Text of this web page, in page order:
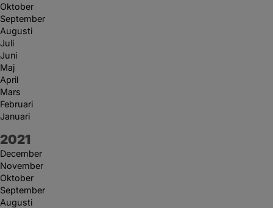
Oktober
September
Augusti
Juli
Juni
Maj
April
Mars
Februari
Januari
År:
2021
December
November
Oktober
September
Augusti